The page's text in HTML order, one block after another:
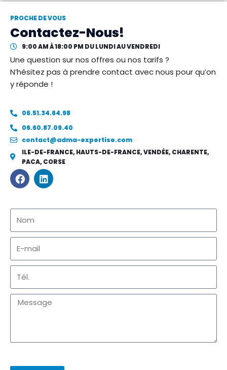
PROCHE DE VOUS
Contactez-Nous!
9:00 AM À 18:00 PM DU LUNDI AU VENDREDI
Une question sur nos offres ou nos tarifs ?
N’hésitez pas à prendre contact avec nous pour qu’on
y réponde !
06.51.34.64.98
06.60.87.09.40
contact@adma-expertise.com
ILE-DE-FRANCE, HAUTS-DE-FRANCE, VENDÉE, CHARENTE,
PACA, CORSE